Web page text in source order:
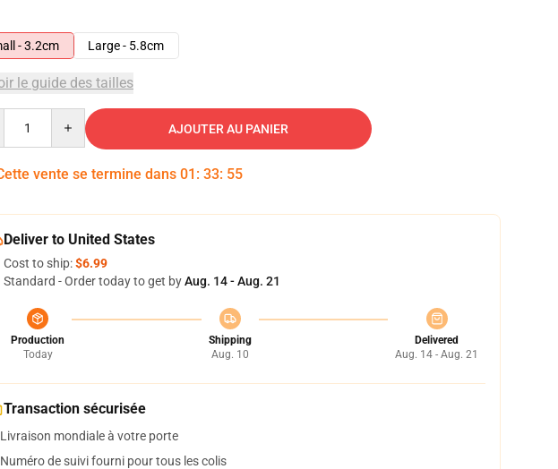
- 3.2cm
Large - 5.8cm
le guide des tailles
AJOUTER AU PANIER
vente se termine dans 01 : 33: 54
Deliver to United States
Cost to ship:$6.99
Standard - Order today to get byAug. 14 - Aug. 21
Production
Today
Shipping
Aug. 10
Delivered
Aug. 14 - Aug. 21
Transaction sécurisée
Livraison mondiale à votre porte
Numéro de suivi fourni pour tous les colis